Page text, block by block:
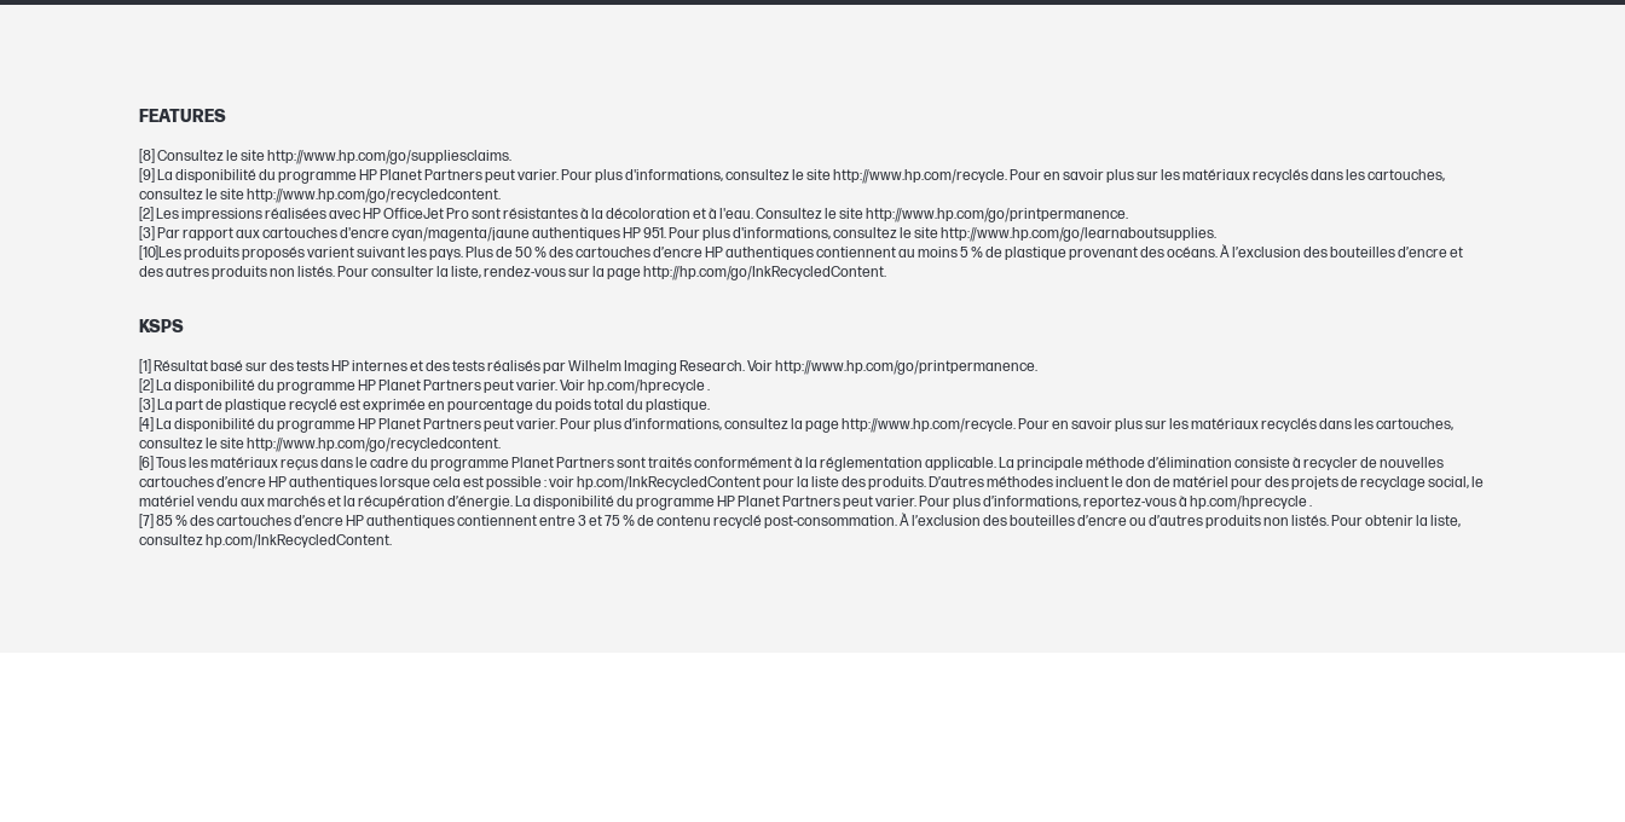
Garantie fabricant
CARTOUCHES ET TÊTES D'IMPRESSION
Goutte d'encre
Types d'encre
Pigmenté
Nombre total de pages (couleur)
environ 535 pages
Cartouche d’impression/Bouteille, Couleur(s)
Magenta
FEATURES
[8] Consultez le site http://www.hp.com/go/suppliesclaims.
[9] La disponibilité du programme HP Planet Partners peut varier. Pour plus d'informations, consultez le site http://www.hp.com/recycle. Pour en savoir plus sur les matériaux recyclés dans les cartouches,
consultez le site http://www.hp.com/go/recycledcontent.
[2] Les impressions réalisées avec HP OfficeJet Pro sont résistantes à la décoloration et à l'eau. Consultez le site http://www.hp.com/go/printpermanence.
[3] Par rapport aux cartouches d'encre cyan/magenta/jaune authentiques HP 951. Pour plus d'informations, consultez le site http://www.hp.com/go/learnaboutsupplies.
[10]Les produits proposés varient suivant les pays. Plus de 50 % des cartouches d’encre HP authentiques contiennent au moins 5 % de plastique provenant des océans. À l’exclusion des bouteilles d’encre et
des autres produits non listés. Pour consulter la liste, rendez-vous sur la page http://hp.com/go/InkRecycledContent.
KSPS
[1] Résultat basé sur des tests HP internes et des tests réalisés par Wilhelm Imaging Research. Voir http://www.hp.com/go/printpermanence.
[2] La disponibilité du programme HP Planet Partners peut varier. Voir hp.com/hprecycle .
[3] La part de plastique recyclé est exprimée en pourcentage du poids total du plastique.
[4] La disponibilité du programme HP Planet Partners peut varier. Pour plus d’informations, consultez la page http://www.hp.com/recycle. Pour en savoir plus sur les matériaux recyclés dans les cartouches,
consultez le site http://www.hp.com/go/recycledcontent.
[6] Tous les matériaux reçus dans le cadre du programme Planet Partners sont traités conformément à la réglementation applicable. La principale méthode d’élimination consiste à recycler de nouvelles
cartouches d’encre HP authentiques lorsque cela est possible : voir hp.com/InkRecycledContent pour la liste des produits. D’autres méthodes incluent le don de matériel pour des projets de recyclage social, le
matériel vendu aux marchés et la récupération d’énergie. La disponibilité du programme HP Planet Partners peut varier. Pour plus d’informations, reportez-vous à hp.com/hprecycle .
[7] 85 % des cartouches d’encre HP authentiques contiennent entre 3 et 75 % de contenu recyclé post-consommation. À l’exclusion des bouteilles d’encre ou d’autres produits non listés. Pour obtenir la liste,
consultez hp.com/InkRecycledContent.